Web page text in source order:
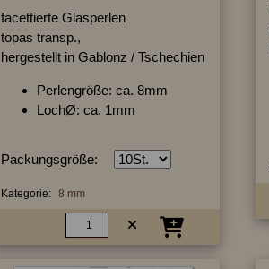
facettierte Glasperlen
topas transp.,
hergestellt in Gablonz / Tschechien
Perlengröße: ca. 8mm
LochØ: ca. 1mm
Packungsgröße:
Kategorie: 8 mm